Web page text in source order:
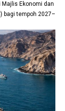
Majlis Ekonomi dan
bagi tempoh 2027–